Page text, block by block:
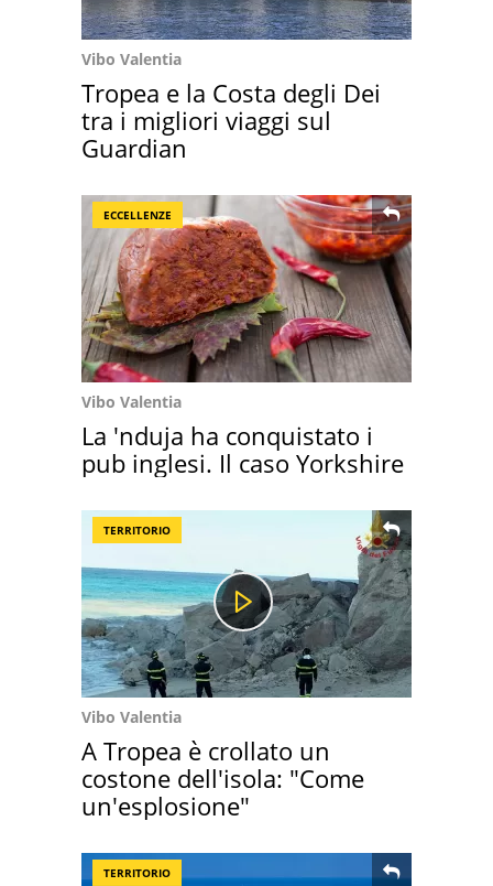
Vibo Valentia
Tropea e la Costa degli Dei
tra i migliori viaggi sul
Guardian
ECCELLENZE
Vibo Valentia
La 'nduja ha conquistato i
pub inglesi. Il caso Yorkshire
TERRITORIO
Vibo Valentia
A Tropea è crollato un
costone dell'isola: "Come
un'esplosione"
TERRITORIO